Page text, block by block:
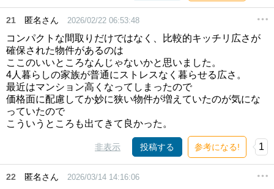
21 匿名さん 2026/02/22 06:53:48
コンパクトな間取りだけではなく、比較的キッチリ広さが
確保された物件があるのは
ここのいいところなんじゃないかと思いました。
4人暮らしの家族が普通にストレスなく暮らせる広さ。
最近はマンション高くなってしまったので
価格面に配慮してか妙に狭い物件が増えていたのが気にな
っていたので
こういうところも出てきて良かった。
非表示 投稿する 参考になる! 1
22 匿名さん 2026/03/14 14:16:06